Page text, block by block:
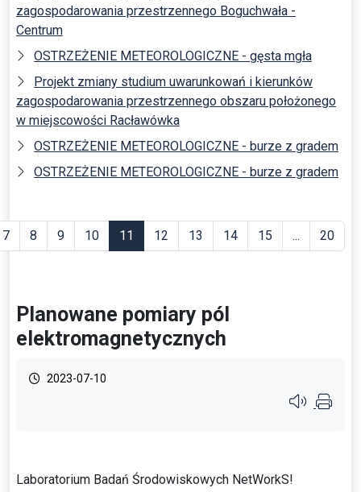
zagospodarowania przestrzennego Boguchwała -
Centrum
OSTRZEŻENIE METEOROLOGICZNE - gęsta mgła
Projekt zmiany studium uwarunkowań i kierunków
zagospodarowania przestrzennego obszaru położonego
w miejscowości Racławówka
OSTRZEŻENIE METEOROLOGICZNE - burze z gradem
OSTRZEŻENIE METEOROLOGICZNE - burze z gradem
7 8 9 10 11 12 13 14 15 ... 20
Planowane pomiary pól
elektromagnetycznych
2023-07-10
Przycisk
Laboratorium Badań Środowiskowych NetWorkS!